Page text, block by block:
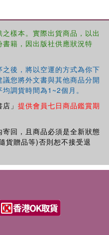
on "issues" and are
intended to capture
of this new dynamism
in a fundamental way.
樣本。實際出貨商品，以出
籍，因出版社供應狀況特
後，將以空運的方式為你下
您將外文書與其他商品分開
調貨時間為1~2個月。
」 提供會員七日商品鑑賞期
回，且商品必須是全新狀態
貨贈品等)否則恕不接受退